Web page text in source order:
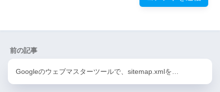
前の記事
Googleのウェブマスターツールで、sitemap.xmlを…